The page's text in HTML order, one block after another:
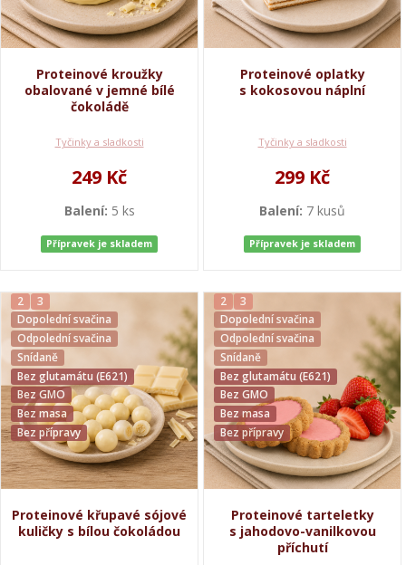
Proteinové kroužky
obalované v jemné bílé
čokoládě
Tyčinky a sladkosti
249 Kč
Balení: 5 ks
Přípravek je skladem
Proteinové oplatky
s kokosovou náplní
Tyčinky a sladkosti
299 Kč
Balení: 7 kusů
Přípravek je skladem
2
3
Dopolední svačina
Odpolední svačina
Snídaně
Bez glutamátu (E621)
Bez GMO
Bez masa
Bez přípravy
Proteinové křupavé sójové
kuličky s bílou čokoládou
2
3
Dopolední svačina
Odpolední svačina
Snídaně
Bez glutamátu (E621)
Bez GMO
Bez masa
Bez přípravy
Proteinové tarteletky
s jahodovo-vanilkovou
příchutí